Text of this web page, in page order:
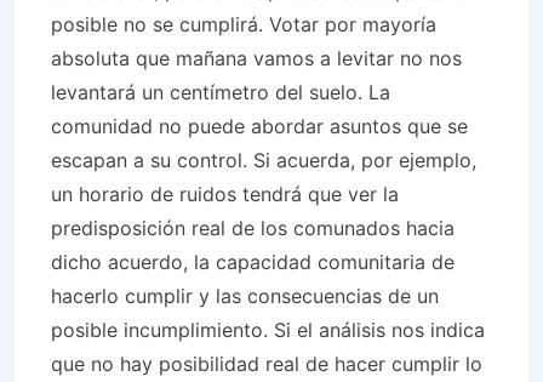
posible no se cumplirá. Votar por mayoría
absoluta que mañana vamos a levitar no nos
levantará un centímetro del suelo. La
comunidad no puede abordar asuntos que se
escapan a su control. Si acuerda, por ejemplo,
un horario de ruidos tendrá que ver la
predisposición real de los comunados hacia
dicho acuerdo, la capacidad comunitaria de
hacerlo cumplir y las consecuencias de un
posible incumplimiento. Si el análisis nos indica
que no hay posibilidad real de hacer cumplir lo